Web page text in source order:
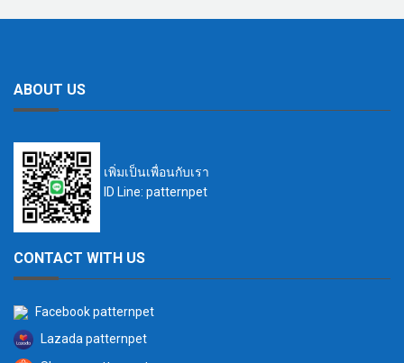
ABOUT US
เพิ่มเป็นเพื่อนกับเรา
ID Line: patternpet
CONTACT WITH US
Facebook patternpet
Lazada patternpet